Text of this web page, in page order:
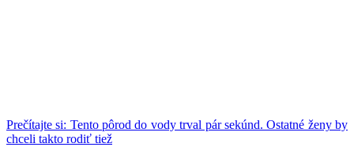
Prečítajte si: Tento pôrod do vody trval pár sekúnd. Ostatné ženy by
chceli takto rodiť tiež